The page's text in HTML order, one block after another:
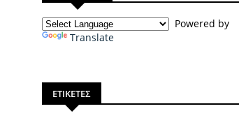
Powered by
Translate
ΕΤΙΚΕΤΕΣ